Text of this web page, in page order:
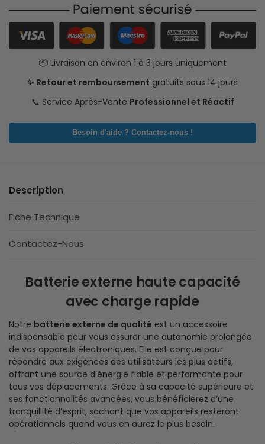
📦 Livraison en environ 1 à 3 jours uniquement
✨ Retour et remboursement gratuits sous 14 jours
📞 Service Après-Vente Professionnel et Réactif
Besoin d'aide ? Contactez-nous !
Description
Fiche Technique
Contactez-Nous
Batterie externe haute capacité
avec charge rapide
Notre batterie externe de qualité est un accessoire
indispensable pour vous assurer une autonomie prolongée
de vos appareils électroniques. Elle est conçue pour
répondre aux exigences des utilisateurs les plus actifs,
offrant une source d’énergie fiable et performante pour
tous vos déplacements. Grâce à sa capacité supérieure et
ses fonctionnalités avancées, vous bénéficierez d’une
tranquillité d’esprit, sachant que vos appareils resteront
opérationnels quand vous en aurez le plus besoin.